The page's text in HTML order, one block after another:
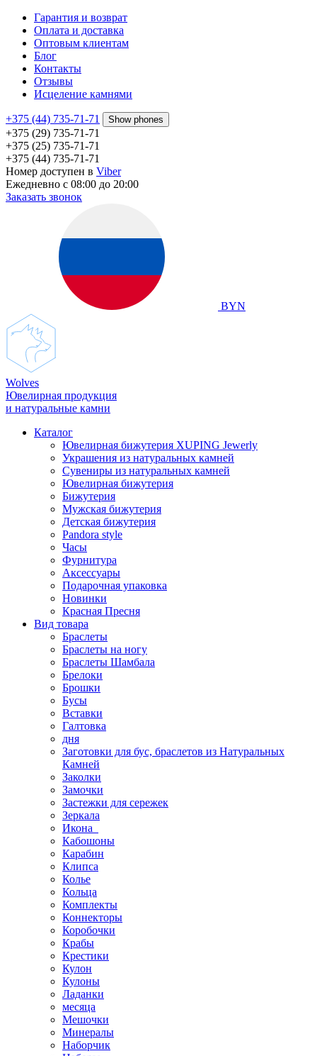
Гарантия и возврат
Оплата и доставка
Оптовым клиентам
Блог
Контакты
Отзывы
Исцеление камнями
+375 (44) 735-71-71 Show phones
+375 (29) 735-71-71
+375 (25) 735-71-71
+375 (44) 735-71-71
Номер доступен в Viber
Ежедневно с 08:00 до 20:00
Заказать звонок
BYN
Wolves
Ювелирная продукция
и натуральные камни
Каталог
Ювелирная бижутерия XUPING Jewerly
Украшения из натуральных камней
Сувениры из натуральных камней
Ювелирная бижутерия
Бижутерия
Мужская бижутерия
Детская бижутерия
Pandora style
Часы
Фурнитура
Аксеcсуары
Подарочная упаковка
Новинки
Красная Пресня
Вид товара
Браслеты
Браслеты на ногу
Браслеты Шамбала
Брелоки
Брошки
Бусы
Вставки
Галтовка
дня
Заготовки для бус, браслетов из Натуральных
Камней
Заколки
Замочки
Застежки для сережек
Зеркала
Икона
Кабошоны
Карабин
Клипса
Колье
Кольца
Комплекты
Коннекторы
Коробочки
Крабы
Крестики
Кулон
Кулоны
Ладанки
месяца
Мешочки
Минералы
Наборчик